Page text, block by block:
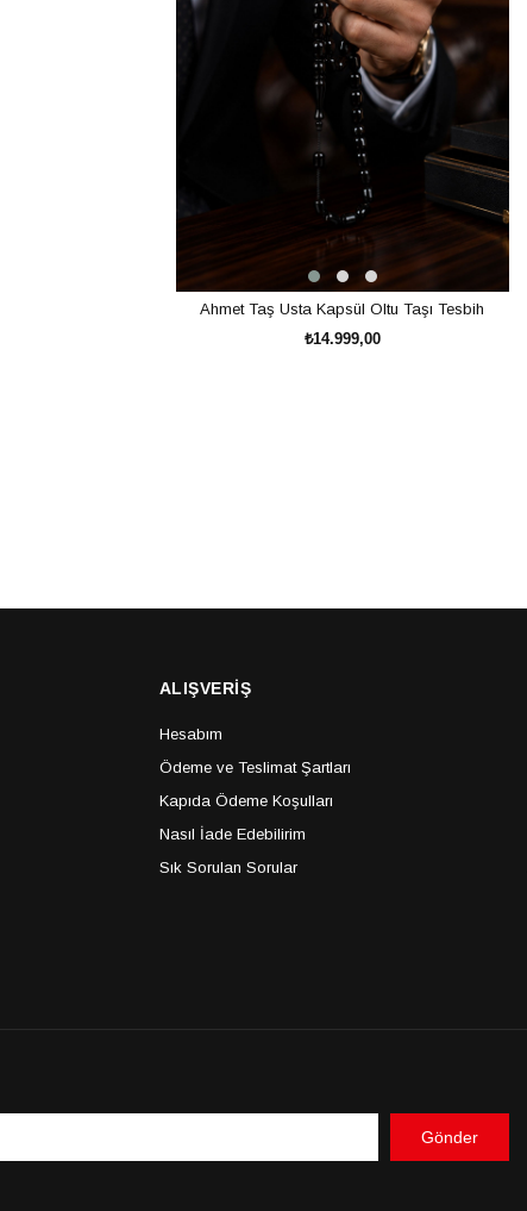
Ahmet Taş Usta Kapsül Oltu Taşı Tesbih
₺14.999,00
ALIŞVERİŞ
Hesabım
Ödeme ve Teslimat Şartları
Kapıda Ödeme Koşulları
Nasıl İade Edebilirim
Sık Sorulan Sorular
Gönder